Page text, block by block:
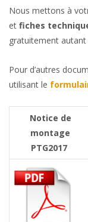
Nous mettons à
et fiches
gratuitement
Pour d’autres
utilisant le
Notice de
montage
PTG2017